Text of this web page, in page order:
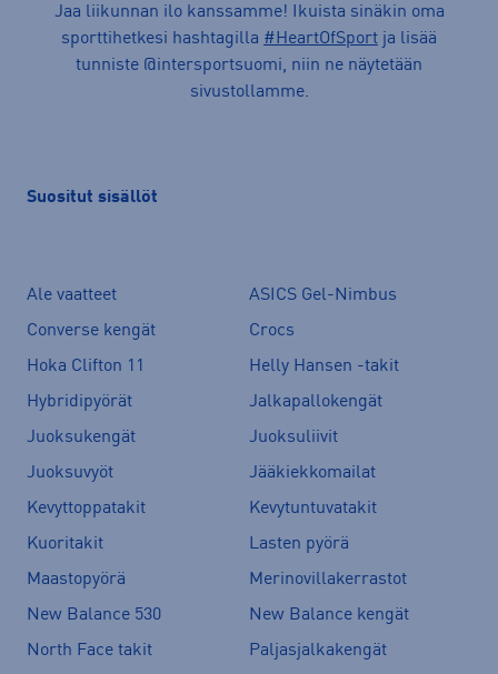
Jaa liikunnan ilo kanssamme! Ikuista sinäkin oma
sporttihetkesi hashtagilla #HeartOfSport ja lisää
tunniste @intersportsuomi, niin ne näytetään
sivustollamme.
Suositut sisällöt
Ale vaatteet
ASICS Gel-Nimbus
Converse kengät
Crocs
Hoka Clifton 11
Helly Hansen -takit
Hybridipyörät
Jalkapallokengät
Juoksukengät
Juoksuliivit
Juoksuvyöt
Jääkiekkomailat
Kevyttoppatakit
Kevytuntuvatakit
Kuoritakit
Lasten pyörä
Maastopyörä
Merinovillakerrastot
New Balance 530
New Balance kengät
North Face takit
Paljasjalkakengät